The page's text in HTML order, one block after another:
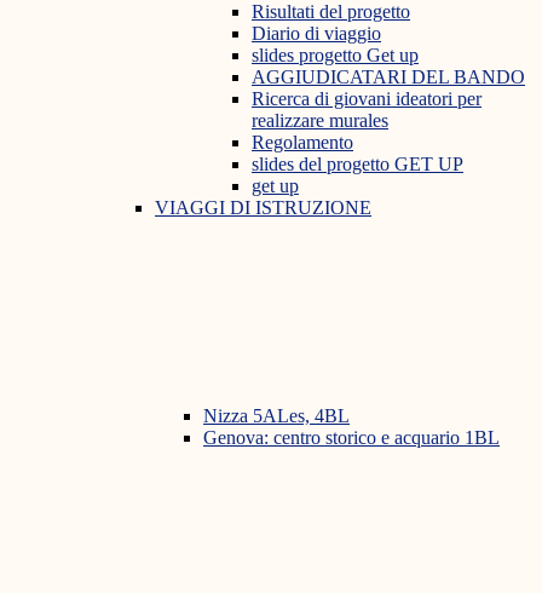
Risultati del progetto
Diario di viaggio
slides progetto Get up
AGGIUDICATARI DEL BANDO
Ricerca di giovani ideatori per
realizzare murales
Regolamento
slides del progetto GET UP
get up
VIAGGI DI ISTRUZIONE
Nizza 5ALes, 4BL
Genova: centro storico e acquario 1BL